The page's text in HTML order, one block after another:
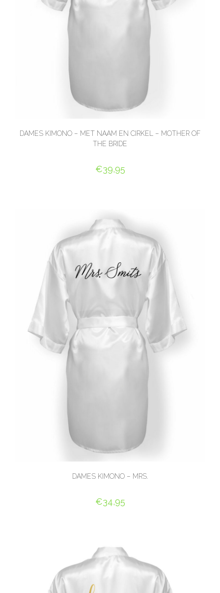
DAMES KIMONO – MET NAAM EN CIRKEL – MOTHER OF
THE BRIDE
€39,95
DAMES KIMONO – MRS.
€34,95